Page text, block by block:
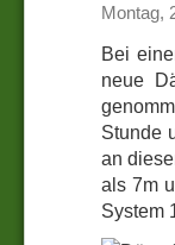
Montag,
Bei
neue
Stunde
an
als 7m
System